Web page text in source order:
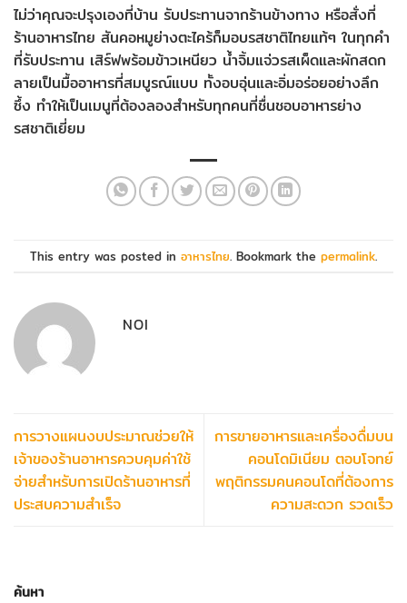
ไม่ว่าคุณจะปรุงเองที่บ้าน รับประทานจากร้านข้างทาง หรือสั่งที่
ร้านอาหารไทย สันคอหมูย่างตะไคร้ก็มอบรสชาติไทยแท้ๆ ในทุกคำ
ที่รับประทาน เสิร์ฟพร้อมข้าวเหนียว น้ำจิ้มแจ่วรสเผ็ดและผักสดก
ลายเป็นมื้ออาหารที่สมบูรณ์แบบ ทั้งอบอุ่นและอิ่มอร่อยอย่างลึก
ซึ้ง ทำให้เป็นเมนูที่ต้องลองสำหรับทุกคนที่ชื่นชอบอาหารย่าง
รสชาติเยี่ยม
This entry was posted in อาหารไทย. Bookmark the permalink.
NOI
การวางแผนงบประมาณช่วยให้
เจ้าของร้านอาหารควบคุมค่าใช้
จ่ายสำหรับการเปิดร้านอาหารที่
ประสบความสำเร็จ
การขายอาหารและเครื่องดื่มบน
คอนโดมิเนียม ตอบโจทย์
พฤติกรรมคนคอนโดที่ต้องการ
ความสะดวก รวดเร็ว
ค้นหา